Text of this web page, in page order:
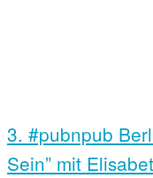
3. #pubnpub
Sein” mit